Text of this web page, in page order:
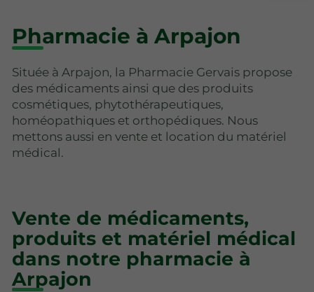
Pharmacie à Arpajon
Située à Arpajon, la Pharmacie Gervais propose
des médicaments ainsi que des produits
cosmétiques, phytothérapeutiques,
homéopathiques et orthopédiques. Nous
mettons aussi en vente et location du matériel
médical.
Vente de médicaments,
produits et matériel médical
dans notre pharmacie à
Arpajon